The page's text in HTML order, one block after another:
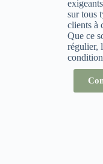
sur tous
clients à
Que ce
régulier,